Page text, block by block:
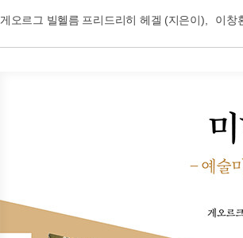
게오르그 빌헬름 프리드리히 헤겔 (지은이), 이창